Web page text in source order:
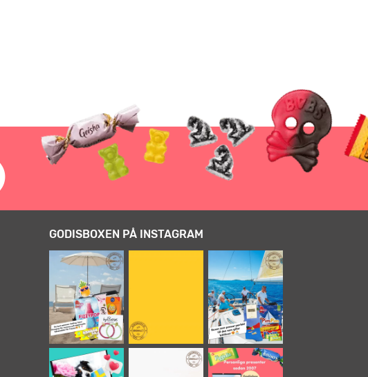
GODISBOXEN PÅ INSTAGRAM